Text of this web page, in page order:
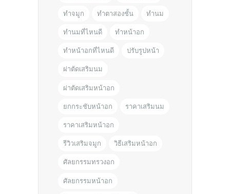
ทำจมูก ทำตาสองชั้น ทำนม
ทำนมที่ไหนดี ทำหน้าอก
ทำหน้าอกที่ไหนดี ปรับรูปหน้า
ผ่าตัดเสริมนม
ผ่าตัดเสริมหน้าอก
ยกกระชับหน้าอก ราคาเสริมนม
ราคาเสริมหน้าอก
รีวิวเสริมจมูก วิธีเสริมหน้าอก
ศัลยกรรมทรวงอก
ศัลยกรรมหน้าอก